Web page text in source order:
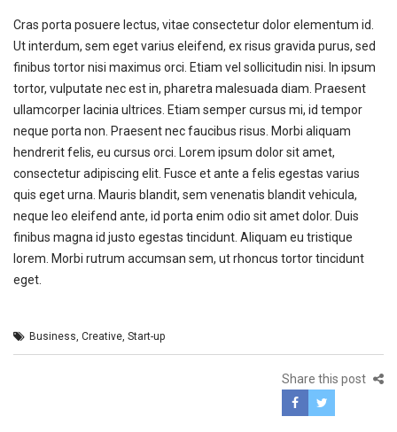
Cras porta posuere lectus, vitae consectetur dolor elementum id.
Ut interdum, sem eget varius eleifend, ex risus gravida purus, sed
finibus tortor nisi maximus orci. Etiam vel sollicitudin nisi. In ipsum
tortor, vulputate nec est in, pharetra malesuada diam. Praesent
ullamcorper lacinia ultrices. Etiam semper cursus mi, id tempor
neque porta non. Praesent nec faucibus risus. Morbi aliquam
hendrerit felis, eu cursus orci. Lorem ipsum dolor sit amet,
consectetur adipiscing elit. Fusce et ante a felis egestas varius
quis eget urna. Mauris blandit, sem venenatis blandit vehicula,
neque leo eleifend ante, id porta enim odio sit amet dolor. Duis
finibus magna id justo egestas tincidunt. Aliquam eu tristique
lorem. Morbi rutrum accumsan sem, ut rhoncus tortor tincidunt
eget.
Business, Creative, Start-up
Share this post